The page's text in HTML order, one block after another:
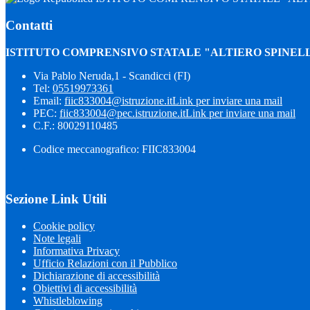
Contatti
ISTITUTO COMPRENSIVO STATALE "ALTIERO
Via Pablo Neruda,1 - Scandicci (FI)
Tel: 05519973361
Email: fiic833004@istruzione.itLink per inviare una mail
PEC: fiic833004@pec.istruzione.itLink per inviare una mail
C.F.: 80029110485
Codice meccanografico: FIIC833004
Sezione Link Utili
Cookie policy
Note legali
Informativa Privacy
Ufficio Relazioni con il Pubblico
Dichiarazione di accessibilità
Obiettivi di accessibilità
Whistleblowing